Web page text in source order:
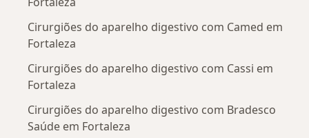
Cirurgiões do aparelho digestivo com Camed em
Fortaleza
Cirurgiões do aparelho digestivo com Cassi em
Fortaleza
Cirurgiões do aparelho digestivo com Bradesco
Saúde em Fortaleza